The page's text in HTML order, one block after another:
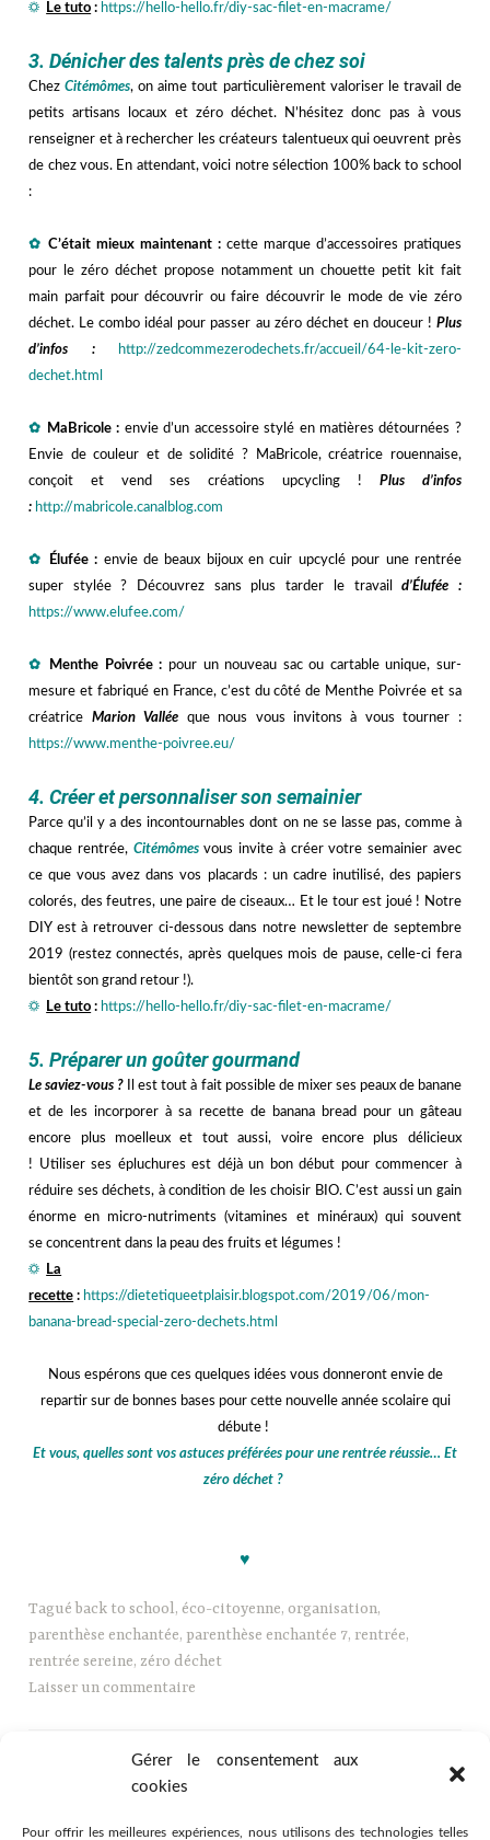
Gérer le consentement aux
cookies
Pour offrir les meilleures expériences, nous utilisons des technologies telles
☼
Le tuto : https://hello-hello.fr/diy-sac-filet-en-macrame/
3. Dénicher des talents près de chez soi
ChezCitémômes, on aime tout particulièrement valoriser le travail de
petits artisans locaux et zéro déchet. N’hésitez donc pas à vous
renseigner et à rechercher les créateurs talentueux qui oeuvrent près
de chez vous. En attendant, voici notre sélection 100% back to school
:
✿ C’était mieux maintenant : cettemarque d’accessoires pratiques
pour le zéro déchet propose notamment un chouette petit kit fait
main parfait pour découvrir ou faire découvrir le mode de vie zéro
déchet. Le combo idéal pour passer au zéro déchet en douceur ! Plus
d’infos :
http://zedcommezerodechets.fr/accueil/64-le-kit-zero-
dechet.html
✿
MaBricole : envie d’un accessoire stylé en matières détournées ?
Envie de couleur et de solidité ? MaBricole, créatrice rouennaise,
conçoit et vend ses créations upcycling ! Plus d’infos
: http://mabricole.canalblog.com
✿
Élufée : envie de beaux
bijoux en cuir upcyclé pour une rentrée
super stylée ? Découvrez sans plus tarder le travaild’Élufée :
https://www.elufee.com/
✿
Menthe Poivrée : pour un nouveau sac ou cartable unique, sur-
mesure et fabriqué en France, c’est du côté de Menthe Poivrée et sa
créatrice Marion Vallée que nous vous invitons à vous tourner :
https://www.menthe-poivree.eu/
4. Créer et personnaliser son semainier
Parce qu’il y a des incontournables dont on ne se lasse pas, comme à
chaque rentrée, Citémômesvous invite à créer votre semainier avec
ce que vous avez dans vos placards : un cadre inutilisé, des papiers
colorés, des feutres, une paire de ciseaux… Et le tour est joué ! Notre
DIY est à retrouver ci-dessous dans notre newsletter de septembre
2019 (restez connectés, après quelques mois de pause, celle-ci fera
bientôt son grand retour !).
☼
Le tuto : https://hello-hello.fr/diy-sac-filet-en-macrame/
5. Préparer un goûter gourmand
Le saviez-vous ? Il est tout à fait possible de mixer ses peaux de banane
et de les incorporer à sa recette de banana bread pour un gâteau
encore plus moelleux et tout aussi, voire encore plus délicieux
! Utiliser ses épluchures est déjà un bon début pour commencer à
réduire ses déchets, à condition de les choisir BIO. C’est aussi un gain
énorme en micro-nutriments (vitamines et minéraux) qui souvent
se concentrent dans la peau des fruits et légumes !
☼
La
recette : https://dietetiqueetplaisir.blogspot.com/2019/06/mon-
banana-bread-special-zero-dechets.html
Nous espérons que ces quelques idées vous donneront envie de
repartir sur de bonnes bases pour cette nouvelle année scolaire qui
débute !
Et vous, quelles sont vos astuces préférées pour une rentrée réussie… Et
zéro déchet ?
♥
Tagué back to school,éco-citoyenne,organisation,
parenthèse enchantée, parenthèse enchantée 7, rentrée,
rentrée sereine, zéro déchet
Laisser un commentaire